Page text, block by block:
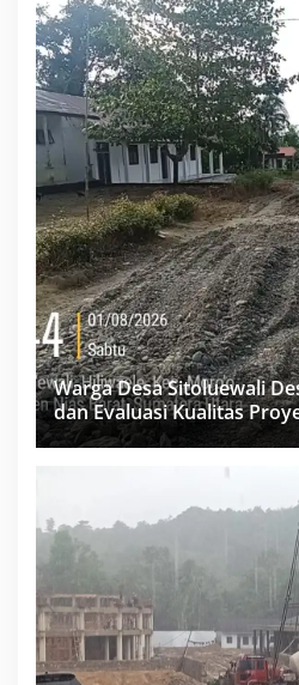
Warga Desa Sitoluewali
dan Evaluasi Kualitas
Minim Informasi